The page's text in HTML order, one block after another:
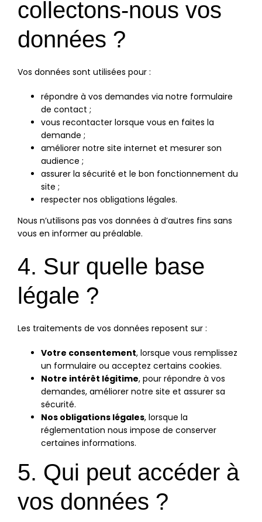
collectons-nous vos
données ?
Vos données sont utilisées pour :
répondre à vos demandes via notre formulaire
de contact ;
vous recontacter lorsque vous en faites la
demande ;
améliorer notre site internet et mesurer son
audience ;
assurer la sécurité et le bon fonctionnement du
site ;
respecter nos obligations légales.
Nous n’utilisons pas vos données à d’autres fins sans
vous en informer au préalable.
4. Sur quelle base
légale ?
Les traitements de vos données reposent sur :
Votre consentement, lorsque vous remplissez
un formulaire ou acceptez certains cookies.
Notre intérêt légitime, pour répondre à vos
demandes, améliorer notre site et assurer sa
sécurité.
Nos obligations légales, lorsque la
réglementation nous impose de conserver
certaines informations.
5. Qui peut accéder à
vos données ?